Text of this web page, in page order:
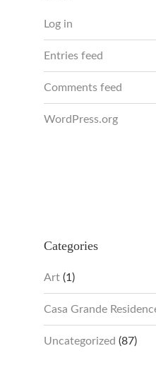
Log in
Entries feed
Comments feed
WordPress.org
Categories
Art (1)
Casa Grande
Uncategorized (87)